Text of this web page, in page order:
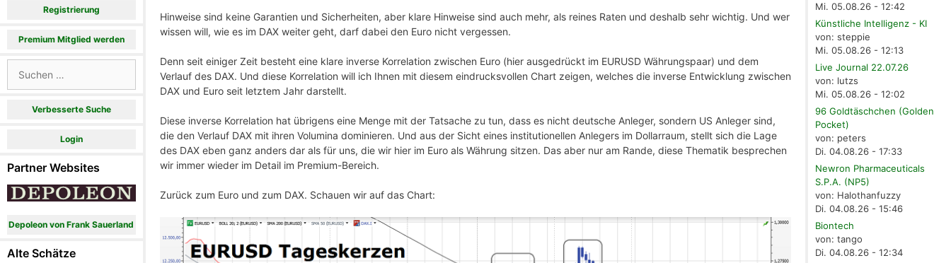
Hinweise sind keine Garantien und Sicherheiten, aber klare Hinweise sind auch mehr, als reines Raten und deshalb sehr wichtig. Und wer
wissen will, wie es im DAX weiter geht, darf dabei den Euro nicht vergessen.
Denn seit einiger Zeit besteht eine klare inverse Korrelation zwischen Euro (hier ausgedrückt im EURUSD Währungspaar) und dem
Verlauf des DAX. Und diese Korrelation will ich Ihnen mit diesem eindrucksvollen Chart zeigen, welches die inverse Entwicklung zwischen
DAX und Euro seit letztem Jahr darstellt.
Diese inverse Korrelation hat übrigens eine Menge mit der Tatsache zu tun, dass es nicht deutsche Anleger, sondern US Anleger sind,
die den Verlauf DAX mit ihren Volumina dominieren. Und aus der Sicht eines institutionellen Anlegers im Dollarraum, stellt sich die Lage
des DAX eben ganz anders dar als für uns, die wir hier im Euro als Währung sitzen. Das aber nur am Rande, diese Thematik besprechen
wir immer wieder im Detail im Premium-Bereich.
Zurück zum Euro und zum DAX. Schauen wir auf das Chart:
Registrierung
Premium Mitglied werden
nach:
Verbesserte Suche
Login
Partner Websites
Depoleon von Frank Sauerland
Alte Schätze
Mi. 05.08.26 - 12:42
Künstliche Intelligenz - KI
von: steppie
Mi. 05.08.26 - 12:13
Live Journal 22.07.26
von: lutzs
Mi. 05.08.26 - 12:02
96 Goldtäschchen (Golden
Pocket)
von: peters
Di. 04.08.26 - 17:33
Newron Pharmaceuticals
S.P.A. (NP5)
von: Halothanfuzzy
Di. 04.08.26 - 15:46
Biontech
von: tango
Di. 04.08.26 - 12:34